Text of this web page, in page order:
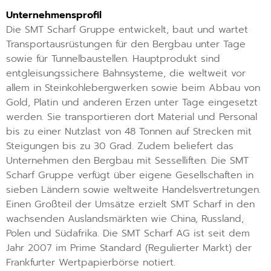
Unternehmensprofil
Die SMT Scharf Gruppe entwickelt, baut und wartet
Transportausrüstungen für den Bergbau unter Tage
sowie für Tunnelbaustellen. Hauptprodukt sind
entgleisungssichere Bahnsysteme, die weltweit vor
allem in Steinkohlebergwerken sowie beim Abbau von
Gold, Platin und anderen Erzen unter Tage eingesetzt
werden. Sie transportieren dort Material und Personal
bis zu einer Nutzlast von 48 Tonnen auf Strecken mit
Steigungen bis zu 30 Grad. Zudem beliefert das
Unternehmen den Bergbau mit Sesselliften. Die SMT
Scharf Gruppe verfügt über eigene Gesellschaften in
sieben Ländern sowie weltweite Handelsvertretungen.
Einen Großteil der Umsätze erzielt SMT Scharf in den
wachsenden Auslandsmärkten wie China, Russland,
Polen und Südafrika. Die SMT Scharf AG ist seit dem
Jahr 2007 im Prime Standard (Regulierter Markt) der
Frankfurter Wertpapierbörse notiert.